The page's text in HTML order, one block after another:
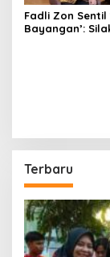
Fadli Zon Sentil
Bayangan’:
Terbaru